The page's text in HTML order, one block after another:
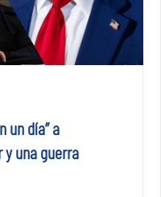
un día” a
una guerra